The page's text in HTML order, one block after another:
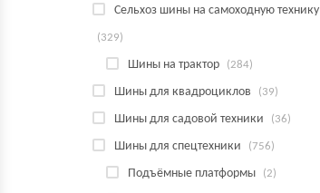
Сельхоз шины на самоходную технику
(329)
Шины на трактор (284)
Шины для квадроциклов (39)
Шины для садовой техники (36)
Шины для спецтехники (756)
Подъёмные платформы (2)